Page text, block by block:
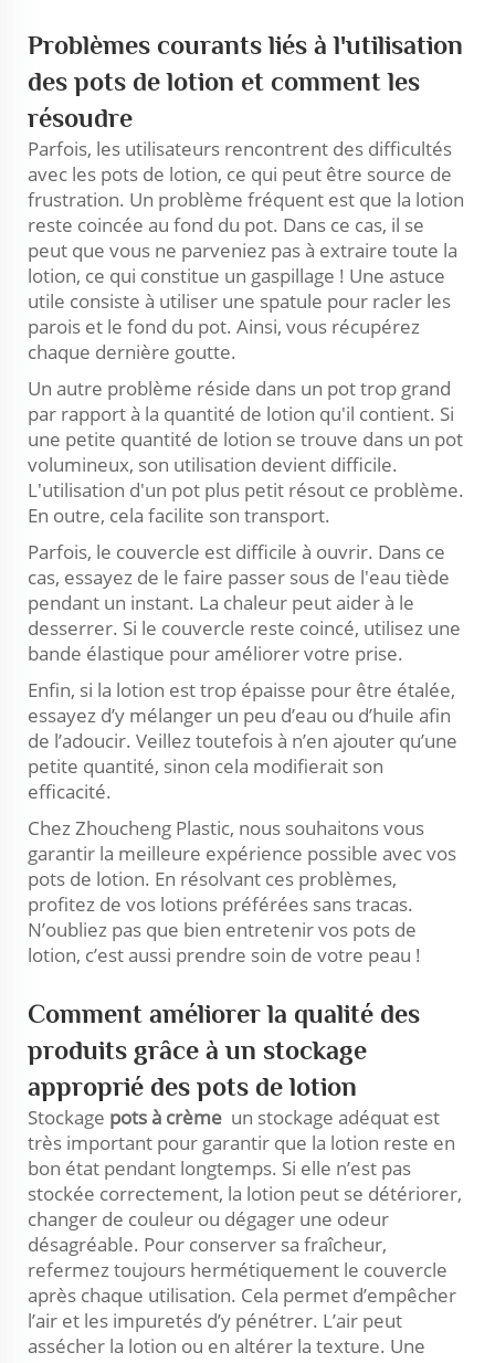
Problèmes courants liés à l'utilisation
des pots de lotion et comment les
résoudre
Parfois, les utilisateurs rencontrent des difficultés
avec les pots de lotion, ce qui peut être source de
frustration. Un problème fréquent est que la lotion
reste coincée au fond du pot. Dans ce cas, il se
peut que vous ne parveniez pas à extraire toute la
lotion, ce qui constitue un gaspillage ! Une astuce
utile consiste à utiliser une spatule pour racler les
parois et le fond du pot. Ainsi, vous récupérez
chaque dernière goutte.
Un autre problème réside dans un pot trop grand
par rapport à la quantité de lotion qu'il contient. Si
une petite quantité de lotion se trouve dans un pot
volumineux, son utilisation devient difficile.
L'utilisation d'un pot plus petit résout ce problème.
En outre, cela facilite son transport.
Parfois, le couvercle est difficile à ouvrir. Dans ce
cas, essayez de le faire passer sous de l'eau tiède
pendant un instant. La chaleur peut aider à le
desserrer. Si le couvercle reste coincé, utilisez une
bande élastique pour améliorer votre prise.
Enfin, si la lotion est trop épaisse pour être étalée,
essayez d’y mélanger un peu d’eau ou d’huile afin
de l’adoucir. Veillez toutefois à n’en ajouter qu’une
petite quantité, sinon cela modifierait son
efficacité.
Chez Zhoucheng Plastic, nous souhaitons vous
garantir la meilleure expérience possible avec vos
pots de lotion. En résolvant ces problèmes,
profitez de vos lotions préférées sans tracas.
N’oubliez pas que bien entretenir vos pots de
lotion, c’est aussi prendre soin de votre peau !
Comment améliorer la qualité des
produits grâce à un stockage
approprié des pots de lotion
Stockage pots à crème un stockage adéquat est
très important pour garantir que la lotion reste en
bon état pendant longtemps. Si elle n’est pas
stockée correctement, la lotion peut se détériorer,
changer de couleur ou dégager une odeur
désagréable. Pour conserver sa fraîcheur,
refermez toujours hermétiquement le couvercle
après chaque utilisation. Cela permet d’empêcher
l’air et les impuretés d’y pénétrer. L’air peut
assécher la lotion ou en altérer la texture. Une